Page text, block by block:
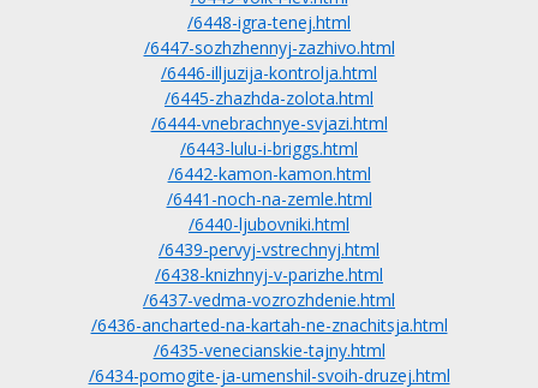
/6448-igra-tenej.html
/6447-sozhzhennyj-zazhivo.html
/6446-illjuzija-kontrolja.html
/6445-zhazhda-zolota.html
/6444-vnebrachnye-svjazi.html
/6443-lulu-i-briggs.html
/6442-kamon-kamon.html
/6441-noch-na-zemle.html
/6440-ljubovniki.html
/6439-pervyj-vstrechnyj.html
/6438-knizhnyj-v-parizhe.html
/6437-vedma-vozrozhdenie.html
/6436-ancharted-na-kartah-ne-znachitsja.html
/6435-venecianskie-tajny.html
/6434-pomogite-ja-umenshil-svoih-druzej.html